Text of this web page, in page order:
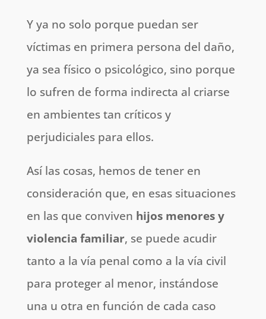
Y ya no solo porque puedan ser
víctimas en primera persona del daño,
ya sea físico o psicológico, sino porque
lo sufren de forma indirecta al criarse
en ambientes tan críticos y
perjudiciales para ellos.
Así las cosas, hemos de tener en
consideración que, en esas situaciones
en las que conviven hijos menores y
violencia familiar, se puede acudir
tanto a la vía penal como a la vía civil
para proteger al menor, instándose
una u otra en función de cada caso